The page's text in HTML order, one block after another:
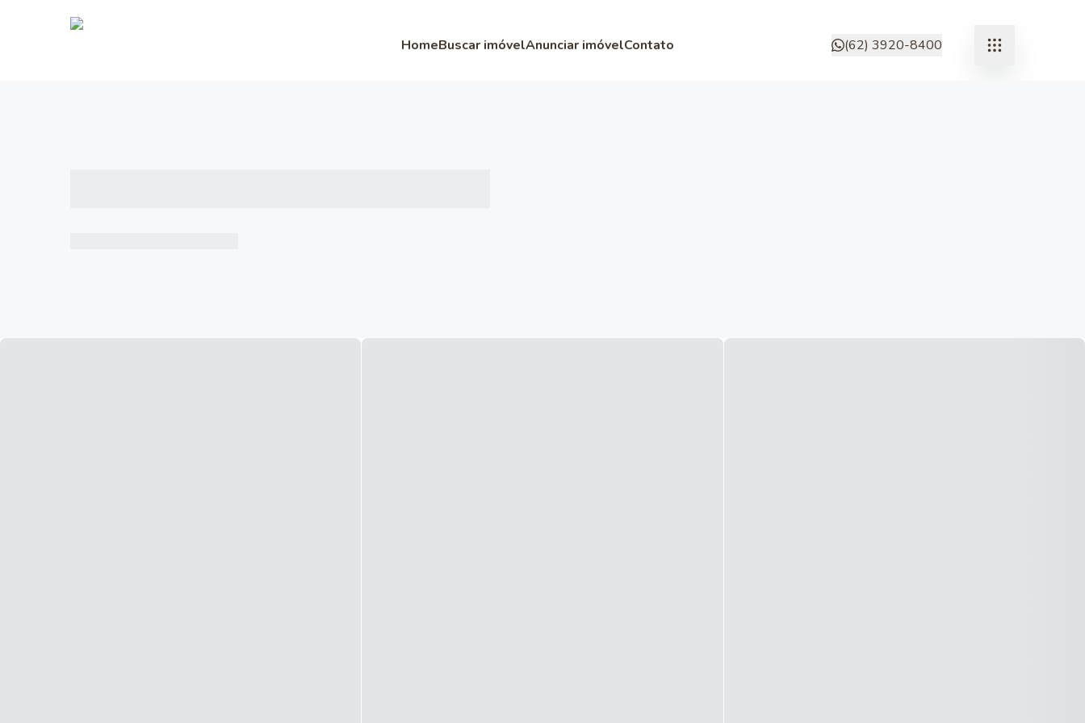
HomeBuscar imóvelAnunciar imóvelContato (62) 3920-8400